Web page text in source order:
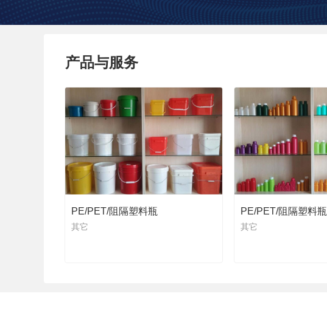
产品与服务
PE/PET/阻隔塑料瓶
其它
PE/PET/阻隔塑料瓶
其它